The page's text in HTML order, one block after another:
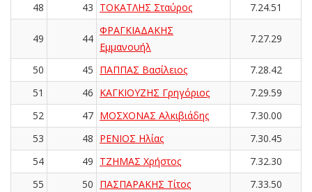
48 43 ΤΟΚΑΤΛΗΣ Σταύρος 7.24.51
49 44
ΦΡΑΓΚΙΑΔΑΚΗΣ
Εμμανουήλ
7.27.29
50 45 ΠΑΠΠΑΣ Βασίλειος
7.28.42
51
46 ΚΑΓΚΙΟΥΖΗΣ Γρηγόριος
7.29.59
52
47 ΜΟΣΧΟΝΑΣ Αλκιβιάδης
7.30.00
53
48 ΡΕΝΙΟΣ Ηλίας
7.30.45
54
49 ΤΖΗΜΑΣ Χρήστος
7.32.30
55
50 ΠΑΣΠΑΡΑΚΗΣ Τίτος
7.33.50